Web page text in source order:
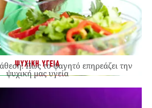
ΨΥΧΙΚΗ ΥΓΕΙΑ
Πώς το φαγητό επηρεάζει την
ψυχική μας υγεία